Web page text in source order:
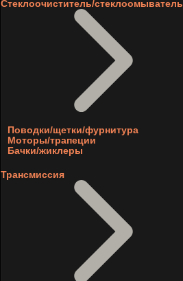
Стеклоочиститель/стеклоомыватель
Поводки/щетки/фурнитура
Моторы/трапеции
Бачки/жиклеры
Трансмиссия